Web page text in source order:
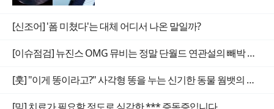
[신조어] '폼 미쳤다'는 대체 어디서 나온 말일까?
[이슈점검] 뉴진스 OMG 뮤비는 정말 단월드 연관설의 빼박 증거일까
[훗] "이게 똥이라고?" 사각형 똥을 누는 신기한 동물 웜뱃의 비밀